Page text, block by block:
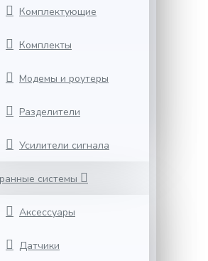
Комплектующие
Комплекты
Модемы и роутеры
Разделители
Усилители сигнала
системы
Аксессуары
Датчики